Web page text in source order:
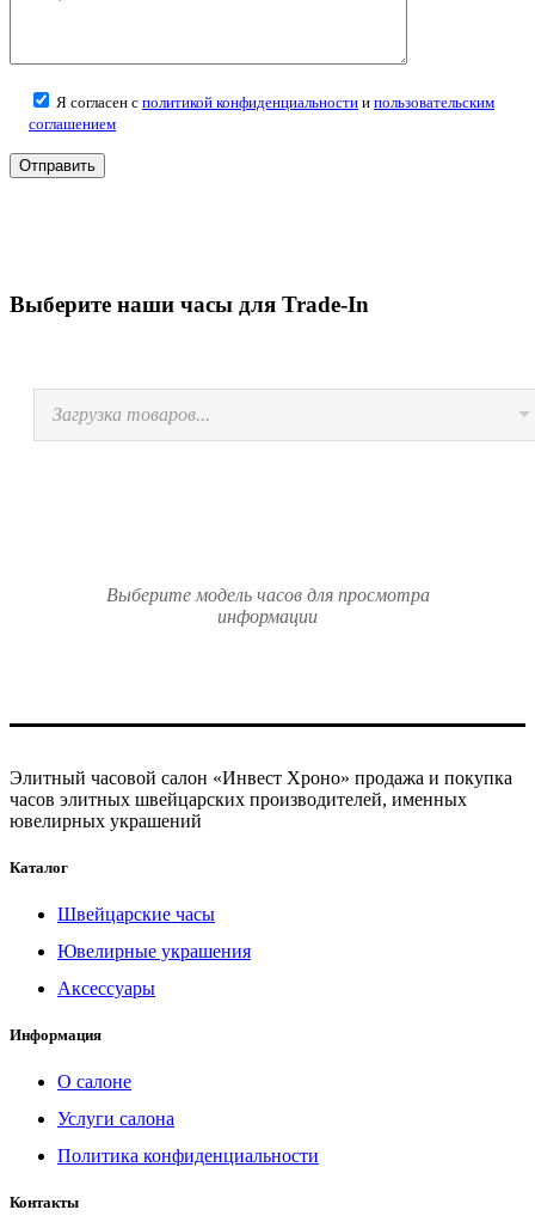
Я согласен с политикой конфиденциальности и пользовательским
соглашением
Выберите наши часы для Trade-In
Загрузка товаров...
Выберите модель часов для просмотра
информации
Элитный часовой салон «Инвест Хроно» продажа и покупка
часов элитных швейцарских производителей, именных
ювелирных украшений
Каталог
Швейцарские часы
Ювелирные украшения
Аксессуары
Информация
О салоне
Услуги салона
Политика конфиденциальности
Контакты